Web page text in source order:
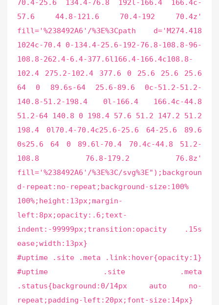
70.4-25.6 134.4-76.8 192l-166.4 166.4c-
57.6 44.8-121.6 70.4-192 70.4z'
fill='%238492A6'/%3E%3Cpath d='M274.418
1024c-70.4 0-134.4-25.6-192-76.8-108.8-96-
108.8-262.4-6.4-377.6l166.4-166.4c108.8-
102.4 275.2-102.4 377.6 0 25.6 25.6 25.6
64 0 89.6s-64 25.6-89.6 0c-51.2-51.2-
140.8-51.2-198.4 0l-166.4 166.4c-44.8
51.2-64 140.8 0 198.4 57.6 51.2 147.2 51.2
198.4 0l70.4-70.4c25.6-25.6 64-25.6 89.6
0s25.6 64 0 89.6l-70.4 70.4c-44.8 51.2-
108.8 76.8-179.2 76.8z'
fill='%238492A6'/%3E%3C/svg%3E");backgroun
d-repeat:no-repeat;background-size:100%
100%;height:13px;margin-
left:8px;opacity:.6;text-
indent:-99999px;transition:opacity .15s
ease;width:13px}
#uptime .site .meta .link:hover{opacity:1}
#uptime .site .meta
.status{background:0/14px auto no-
repeat;padding-left:20px;font-size:14px}